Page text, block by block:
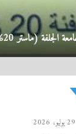
29 يوليو، 2026